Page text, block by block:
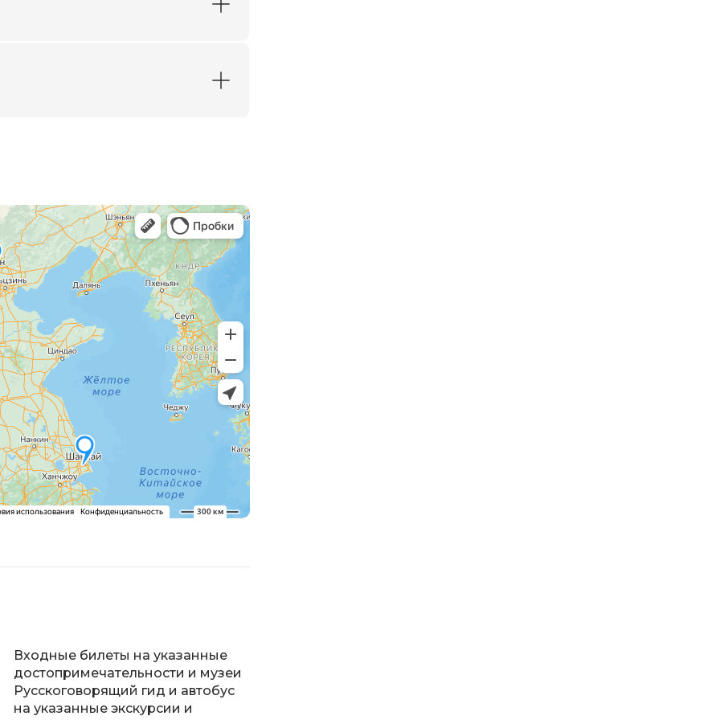
башни (2-е место по высоте
Входные билеты на указанные
достопримечательности и музеи
Русскоговорящий гид и автобус
на указанные экскурсии и